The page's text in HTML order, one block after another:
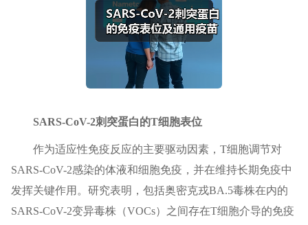
SARS-CoV-2刺突蛋白的T细胞表位
作为适应性免疫反应的主要驱动因素，T细胞调节对
SARS-CoV-2感染的体液和细胞免疫，并在维持长期免疫中
发挥关键作用。研究表明，包括奥密克戎BA.5毒株在内的
SARS-CoV-2变异毒株（VOCs）之间存在T细胞介导的免疫